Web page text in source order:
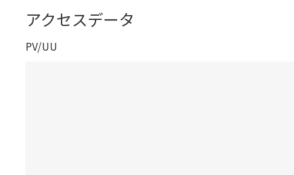
アクセスデータ
PV/UU